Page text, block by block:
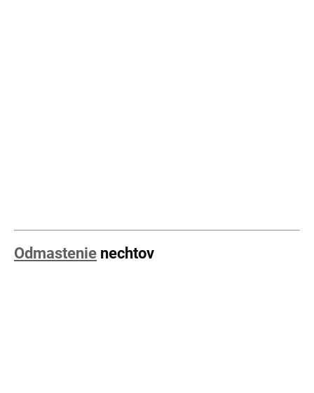
Odmastenie nechtov